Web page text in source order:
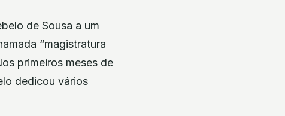
de Sousa a um
“magistratura
primeiros meses de
dedicou vários